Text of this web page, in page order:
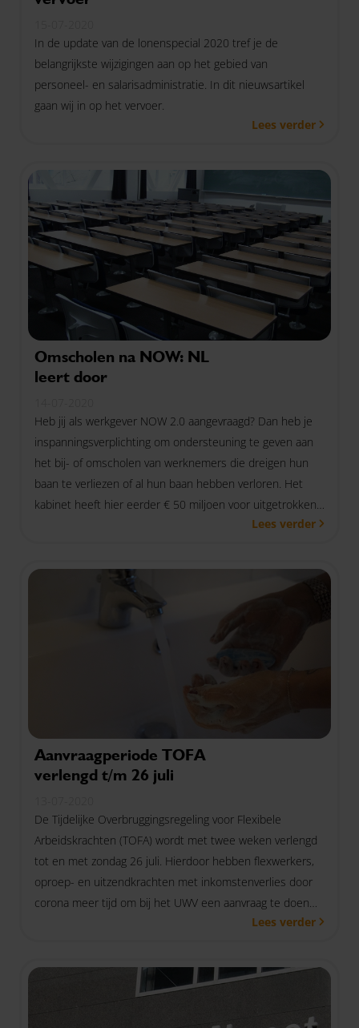
In de update van de lonenspecial 2020 tref je de
belangrijkste wijzigingen aan op het gebied van
personeel- en salarisadministratie. In dit nieuwsartikel
gaan wij in op het vervoer.
Lees verder
Omscholen na NOW: NL
leert door
Heb jij als werkgever NOW 2.0 aangevraagd? Dan heb je
inspanningsverplichting om ondersteuning te geven aan
het bij- of omscholen van werknemers die dreigen hun
baan te verliezen of al hun baan hebben verloren. Het
kabinet heeft hier eerder € 50 miljoen voor uitgetrokken
met 'NL leert door'. Wat betekent ‘NL leert door’ voor
Lees verder
Aanvraagperiode TOFA
verlengd t/m 26 juli
De Tijdelijke Overbruggingsregeling voor Flexibele
Arbeidskrachten (TOFA) wordt met twee weken verlengd
tot en met zondag 26 juli. Hierdoor hebben flexwerkers,
oproep- en uitzendkrachten met inkomstenverlies door
corona meer tijd om bij het UWV een aanvraag te doen
Lees verder